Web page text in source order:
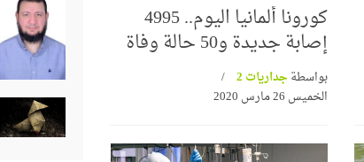
كورونا ألمانيا اليوم.. 4995
إصابة جديدة و50 حالة وفاة
بواسطةجداريات 2
الخميس 26 مارس 2020